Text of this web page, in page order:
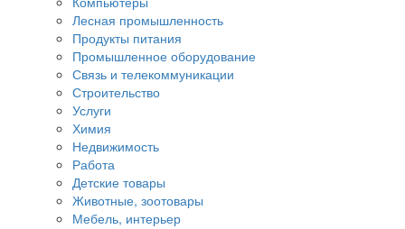
Лесная промышленность
Продукты питания
Промышленное оборудование
Связь и телекоммуникации
Строительство
Услуги
Химия
Недвижимость
Работа
Детские товары
Животные, зоотовары
Мебель, интерьер